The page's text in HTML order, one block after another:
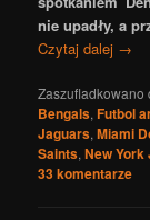
nie upadły, a
Czytaj dalej →
Zaszufladkowano
Bengals,Futbol
Jaguars,Miami
Saints,New York
33komentarze